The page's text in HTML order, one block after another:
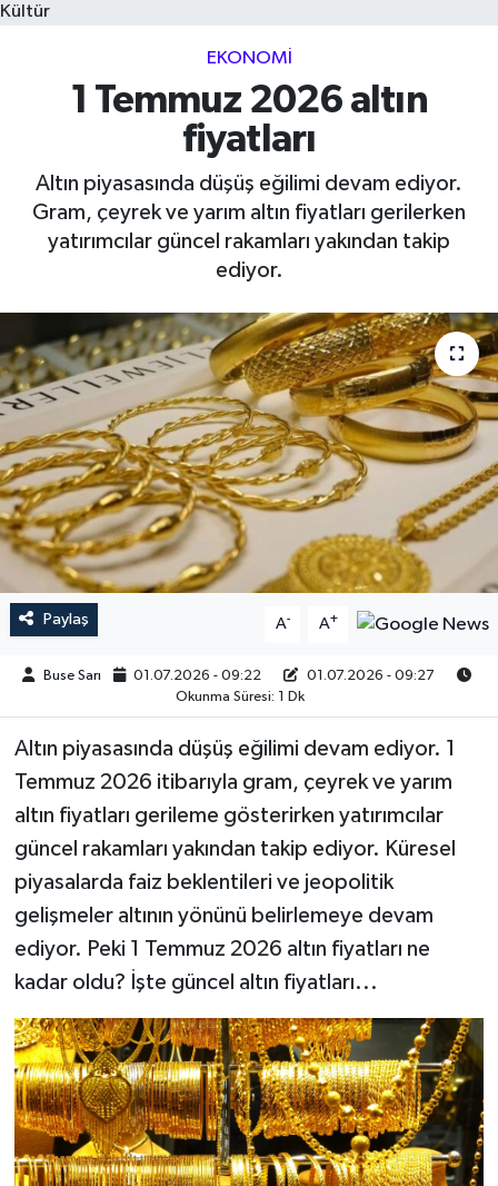
Kültür
EKONOMI
1 Temmuz 2026 altın
fiyatları
Altın piyasasında düşüş eğilimi devam ediyor.
Gram, çeyrek ve yarım altın fiyatları gerilerken
yatırımcılar güncel rakamları yakından takip
ediyor.
Paylaş A- A+
Buse Sarı 01.07.2026 - 09:22
01.07.2026 - 09:27
Okunma Süresi: 1 Dk
Altın piyasasında düşüş eğilimi devam ediyor. 1
Temmuz 2026 itibarıyla gram, çeyrek ve yarım
altın fiyatları gerileme gösterirken yatırımcılar
güncel rakamları yakından takip ediyor. Küresel
piyasalarda faiz beklentileri ve jeopolitik
gelişmeler altının yönünü belirlemeye devam
ediyor. Peki 1 Temmuz 2026 altın fiyatları ne
kadar oldu? İşte güncel altın fiyatları...